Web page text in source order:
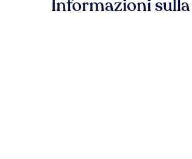
Informazioni